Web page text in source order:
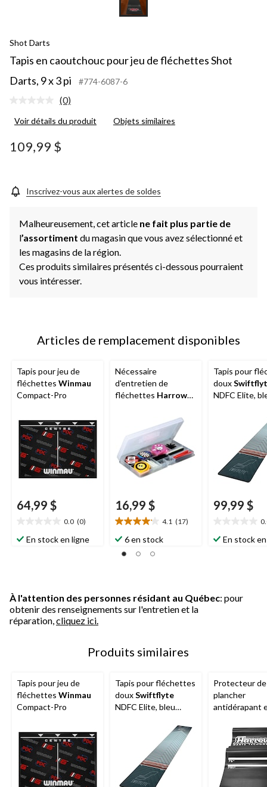
Shot Darts
Tapis en caoutchouc pour jeu de fléchettes Shot
Darts, 9 x 3 pi
#774-6087-6
Aucune
pour
produit.
Lien
page.
(0)
Voir détails du produit Objets similaires
109,99 $
Inscrivez-vous aux alertes de soldes
Malheureusement, cet article ne fait plus partie de
l’assortiment du magasin que vous avez sélectionné et
les magasins de la région.
Ces produits similaires présentés ci-dessous pourraient
vous intéresser.
Articles de remplacement disponibles
Tapis pour jeu de
fléchettes Winmau
Compact-Pro
64,99 $
0.0 (0)
étoile(s)
En stock en ligne
Nécessaire
d'entretien de
fléchettes Harrows,
empennages, des
fûts et autres
accessoires pour
fléchettes, 83 pièces
16,99 $
4.1 (17)
4.1
étoile(s)
sur
6 en stock
Tapis pour
doux
NDFC Elite,
99,99 $
étoile(s)
En stock
À l'attention des personnes résidant au Québec: pour
obtenir des renseignements sur l'entretien et la
réparation, cliquez ici.
Produits similaires
Tapis pour jeu de
fléchettes Winmau
Compact-Pro
Tapis pour fléchettes
douxSwiftflyte
NDFC Elite, bleu
Protecteur de
plancher
antidérapant
Professional
lignes de
mesurées